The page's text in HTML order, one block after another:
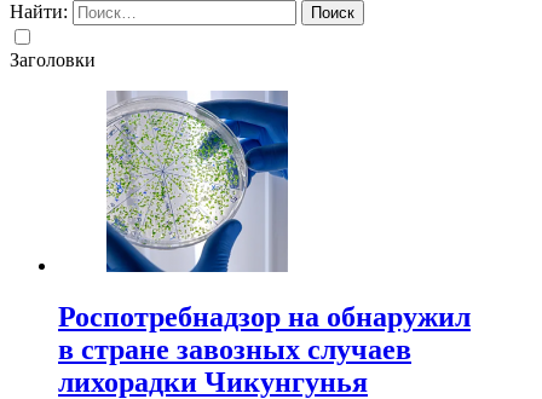
Найти:
Заголовки
Роспотребнадзор на обнаружил
в стране завозных случаев
лихорадки Чикунгунья